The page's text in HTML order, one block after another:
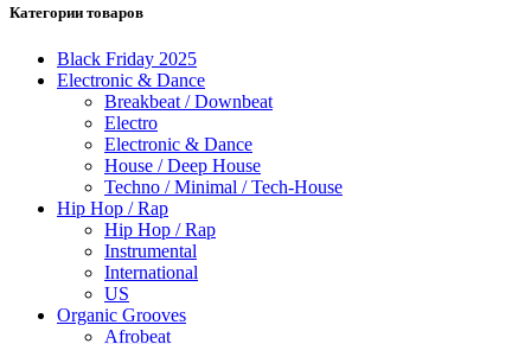
Категории товаров
Black Friday 2025
Electronic & Dance
Breakbeat / Downbeat
Electro
Electronic & Dance
House / Deep House
Techno / Minimal / Tech-House
Hip Hop / Rap
Hip Hop / Rap
Instrumental
International
US
Organic Grooves
Afrobeat